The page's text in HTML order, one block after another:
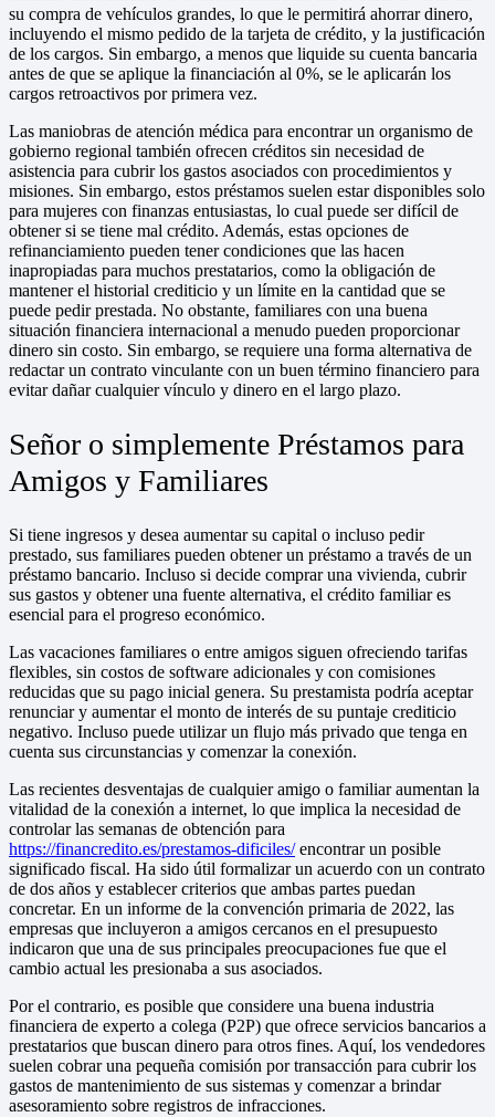
su compra de vehículos grandes, lo que le permitirá ahorrar dinero,
incluyendo el mismo pedido de la tarjeta de crédito, y la justificación
de los cargos. Sin embargo, a menos que liquide su cuenta bancaria
antes de que se aplique la financiación al 0%, se le aplicarán los
cargos retroactivos por primera vez.
Las maniobras de atención médica para encontrar un organismo de
gobierno regional también ofrecen créditos sin necesidad de
asistencia para cubrir los gastos asociados con procedimientos y
misiones. Sin embargo, estos préstamos suelen estar disponibles solo
para mujeres con finanzas entusiastas, lo cual puede ser difícil de
obtener si se tiene mal crédito. Además, estas opciones de
refinanciamiento pueden tener condiciones que las hacen
inapropiadas para muchos prestatarios, como la obligación de
mantener el historial crediticio y un límite en la cantidad que se
puede pedir prestada. No obstante, familiares con una buena
situación financiera internacional a menudo pueden proporcionar
dinero sin costo. Sin embargo, se requiere una forma alternativa de
redactar un contrato vinculante con un buen término financiero para
evitar dañar cualquier vínculo y dinero en el largo plazo.
Señor o simplemente Préstamos para
Amigos y Familiares
Si tiene ingresos y desea aumentar su capital o incluso pedir
prestado, sus familiares pueden obtener un préstamo a través de un
préstamo bancario. Incluso si decide comprar una vivienda, cubrir
sus gastos y obtener una fuente alternativa, el crédito familiar es
esencial para el progreso económico.
Las vacaciones familiares o entre amigos siguen ofreciendo tarifas
flexibles, sin costos de software adicionales y con comisiones
reducidas que su pago inicial genera. Su prestamista podría aceptar
renunciar y aumentar el monto de interés de su puntaje crediticio
negativo. Incluso puede utilizar un flujo más privado que tenga en
cuenta sus circunstancias y comenzar la conexión.
Las recientes desventajas de cualquier amigo o familiar aumentan la
vitalidad de la conexión a internet, lo que implica la necesidad de
controlar las semanas de obtención para
https://financredito.es/prestamos-dificiles/encontrar un posible
significado fiscal. Ha sido útil formalizar un acuerdo con un contrato
de dos años y establecer criterios que ambas partes puedan
concretar. En un informe de la convención primaria de 2022, las
empresas que incluyeron a amigos cercanos en el presupuesto
indicaron que una de sus principales preocupaciones fue que el
cambio actual les presionaba a sus asociados.
Por el contrario, es posible que considere una buena industria
financiera de experto a colega (P2P) que ofrece servicios bancarios a
prestatarios que buscan dinero para otros fines. Aquí, los vendedores
suelen cobrar una pequeña comisión por transacción para cubrir los
gastos de mantenimiento de sus sistemas y comenzar a brindar
asesoramiento sobre registros de infracciones.